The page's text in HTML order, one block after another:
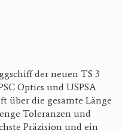
der neuen TS 3
Optics und USPSA
über die gesamte Länge
Toleranzen und
Präzision und ein